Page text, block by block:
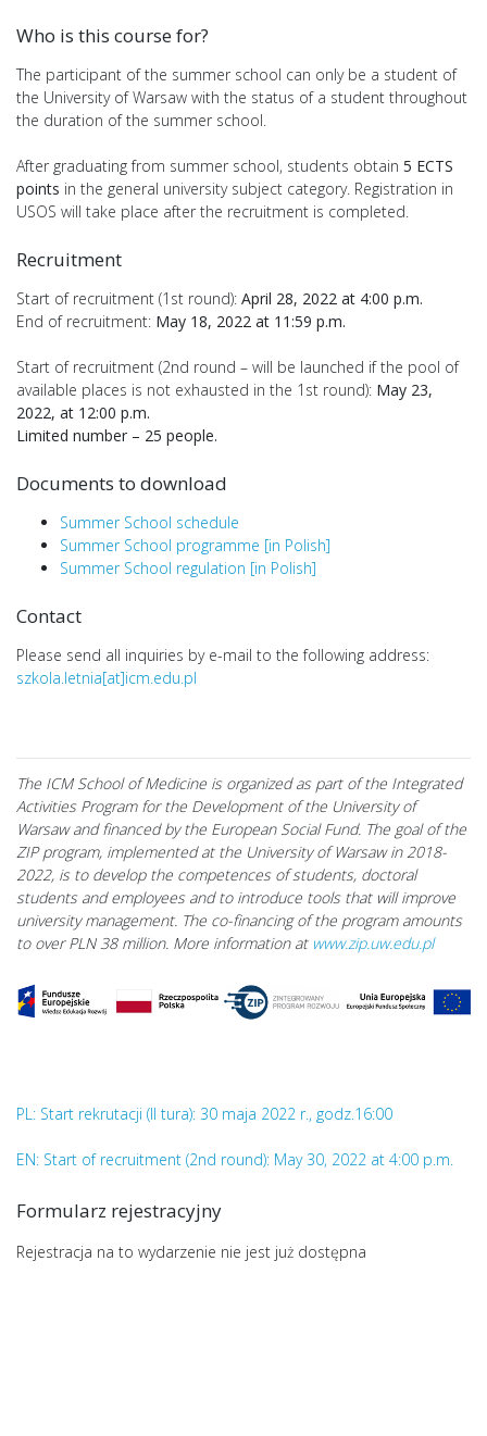
Who is this course for?
The participant of the summer school can only be a student of
the University of Warsaw with the status of a student throughout
the duration of the summer school.
After graduating from summer school, students obtain 5 ECTS
points in the general university subject category. Registration in
USOS will take place after the recruitment is completed.
Recruitment
Start of recruitment (1st round): April 28, 2022 at 4:00 p.m.
End of recruitment: May 18, 2022 at 11:59 p.m.
Start of recruitment (2nd round – will be launched if the pool of
available places is not exhausted in the 1st round): May 23,
2022, at 12:00 p.m.
Limited number – 25 people.
Documents to download
Summer School schedule
Summer School programme [in Polish]
Summer School regulation [in Polish]
Contact
Please send all inquiries by e-mail to the following address:
szkola.letnia[at]icm.edu.pl
The ICM School of Medicine is organized as part of the Integrated
Activities Program for the Development of the University of
Warsaw and financed by the European Social Fund. The goal of the
ZIP program, implemented at the University of Warsaw in 2018-
2022, is to develop the competences of students, doctoral
students and employees and to introduce tools that will improve
university management. The co-financing of the program amounts
to over PLN 38 million. More information at www.zip.uw.edu.pl
PL: Start rekrutacji (II tura): 30 maja 2022 r., godz.16:00
EN: Start of recruitment (2nd round): May 30, 2022 at 4:00 p.m.
Formularz rejestracyjny
Rejestracja na to wydarzenie nie jest już dostępna